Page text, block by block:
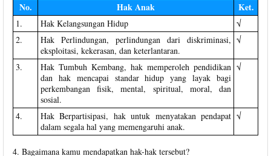
No. Hak Anak Ket.
1. Hak Kelangsungan Hidup
√
2.
Hak Perlindungan, perlindungan dari diskriminasi,
eksploitasi, kekerasan, dan keterlantaran.
√
3.
Hak Tumbuh Kembang, hak memperoleh pendidikan
dan hak mencapai standar hidup yang layak bagi
perkembangan fisik, mental, spiritual, moral, dan
sosial.
√
4.
Hak Berpartisipasi, hak untuk menyatakan pendapat
dalam segala hal yang memengaruhi anak.
√
4. Bagaimana kamu mendapatkan hak-hak tersebut?